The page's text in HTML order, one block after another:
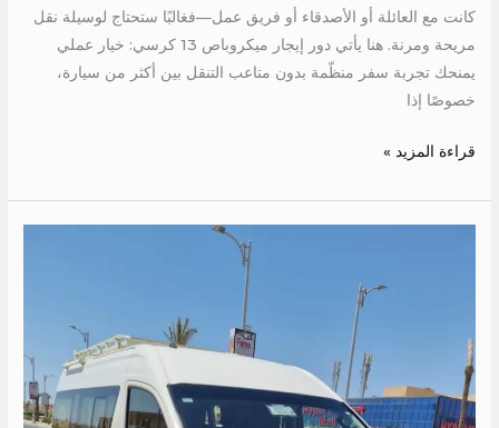
كانت مع العائلة أو الأصدقاء أو فريق عمل—فغالبًا ستحتاج لوسيلة نقل
مريحة ومرنة. هنا يأتي دور إيجار ميكروباص 13 كرسي: خيار عملي
يمنحك تجربة سفر منظّمة بدون متاعب التنقل بين أكثر من سيارة،
خصوصًا إذا
قراءة المزيد »
دهب